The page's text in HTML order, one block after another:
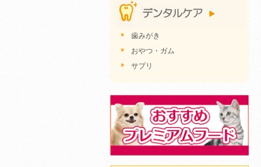
歯みがき
おやつ・ガム
サプリ